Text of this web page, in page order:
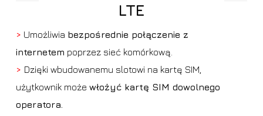
LTE
> Umożliwia bezpośrednie połączenie z
internetem poprzez sieć komórkową.
> Dzięki wbudowanemu slotowi na kartę SIM,
użytkownik może włożyć kartę SIM dowolnego
operatora.